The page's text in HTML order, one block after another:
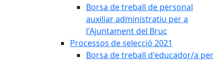
Borsa de treball de personal
auxiliar administratiu per a
l'Ajuntament del Bruc
Processos de selecció 2021
Borsa de treball d'educador/a per